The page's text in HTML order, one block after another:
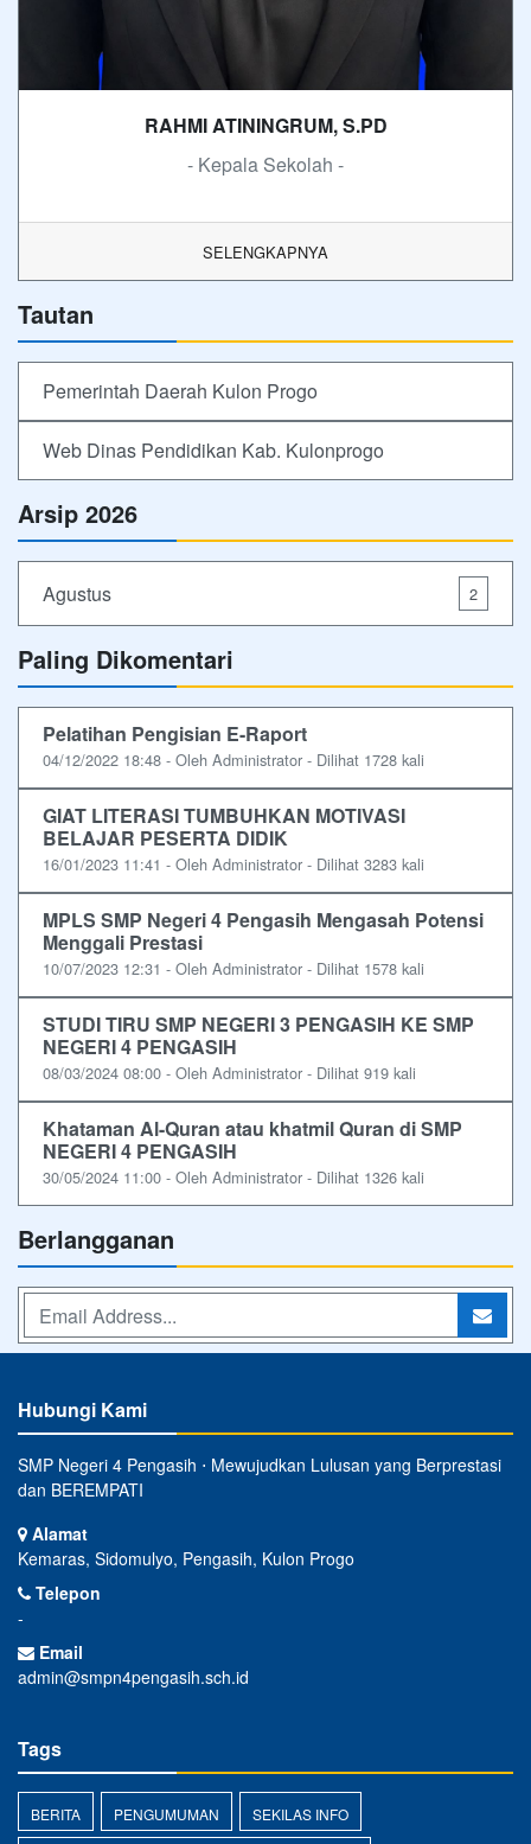
RAHMI ATININGRUM, S.PD
- Kepala Sekolah -
SELENGKAPNYA
Tautan
Pemerintah Daerah Kulon Progo
Web Dinas Pendidikan Kab. Kulonprogo
Arsip 2026
Agustus 2
Paling Dikomentari
Pelatihan Pengisian E-Raport
04/12/2022 18:48 - Oleh Administrator - Dilihat 1728 kali
GIAT LITERASI TUMBUHKAN MOTIVASI
BELAJAR PESERTA DIDIK
16/01/2023 11:41 - Oleh Administrator - Dilihat 3283 kali
MPLS SMP Negeri 4 Pengasih Mengasah Potensi
Menggali Prestasi
10/07/2023 12:31 - Oleh Administrator - Dilihat 1578 kali
STUDI TIRU SMP NEGERI 3 PENGASIH KE SMP
NEGERI 4 PENGASIH
08/03/2024 08:00 - Oleh Administrator - Dilihat 919 kali
Khataman Al-Quran atau khatmil Quran di SMP
NEGERI 4 PENGASIH
30/05/2024 11:00 - Oleh Administrator - Dilihat 1326 kali
Berlangganan
Hubungi Kami
SMP Negeri 4 Pengasih ⋅ Mewujudkan Lulusan yang Berprestasi
dan BEREMPATI
Alamat
Kemaras, Sidomulyo, Pengasih, Kulon Progo
Telepon
-
Email
admin@smpn4pengasih.sch.id
Tags
BERITA PENGUMUMAN SEKILAS INFO